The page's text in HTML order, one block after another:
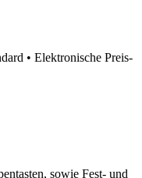
• Elektronische Preis-
sowie Fest- und